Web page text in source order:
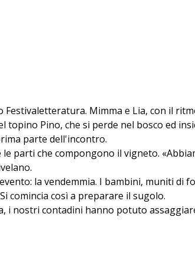
Mimma e Lia, con il
Pino, che si perde nel bosco ed
parte dell'incontro.
parti che compongono il vigneto.
la vendemmia. I bambini, muniti di
comincia così a preparare il sugolo.
i nostri contadini hanno potuto